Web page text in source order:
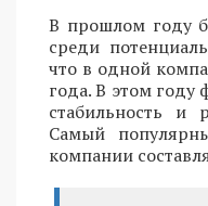
В прошлом году
среди
что в одной
года. В этом году
стабильность и
Самый
компании